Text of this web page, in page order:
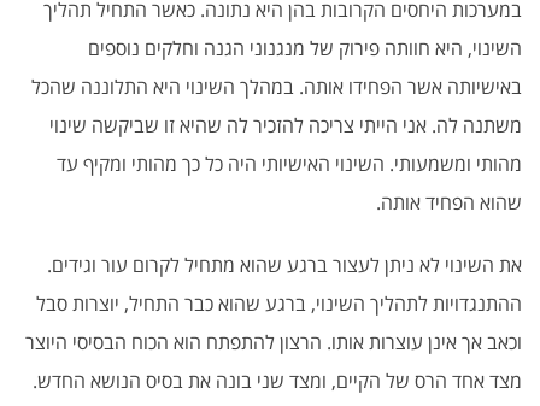
במערכות היחסים הקרובות בהן היא נתונה. כאשר התחיל תהליך
השינוי, היא חוותה פירוק של מנגנוני הגנה וחלקים נוספים
באישיותה אשר הפחידו אותה. במהלך השינוי היא התלוננה שהכל
משתנה לה. אני הייתי צריכה להזכיר לה שהיא זו שביקשה שינוי
מהותי ומשמעותי. השינוי האישיותי היה כל כך מהותי ומקיף עד
שהוא הפחיד אותה.
את השינוי לא ניתן לעצור ברגע שהוא מתחיל לקרום עור וגידים.
ההתנגדויות לתהליך השינוי, ברגע שהוא כבר התחיל, יוצרות סבל
וכאב אך אינן עוצרות אותו. הרצון להתפתח הוא הכוח הבסיסי היוצר
מצד אחד הרס של הקיים, ומצד שני בונה את בסיס הנושא החדש.